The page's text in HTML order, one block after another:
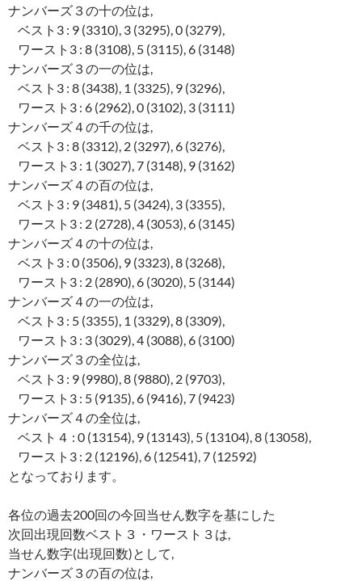
ナンバーズ３の十の位は,
ベスト3 : 9 (3310), 3 (3295), 0 (3279),
ワースト3 : 8 (3108), 5 (3115), 6 (3148)
ナンバーズ３の一の位は,
ベスト3 : 8 (3438), 1 (3325), 9 (3296),
ワースト3 : 6 (2962), 0 (3102), 3 (3111)
ナンバーズ４の千の位は,
ベスト3 : 8 (3312), 2 (3297), 6 (3276),
ワースト3 : 1 (3027), 7 (3148), 9 (3162)
ナンバーズ４の百の位は,
ベスト3 : 9 (3481), 5 (3424), 3 (3355),
ワースト3 : 2 (2728), 4 (3053), 6 (3145)
ナンバーズ４の十の位は,
ベスト3 : 0 (3506), 9 (3323), 8 (3268),
ワースト3 : 2 (2890), 6 (3020), 5 (3144)
ナンバーズ４の一の位は,
ベスト3 : 5 (3355), 1 (3329), 8 (3309),
ワースト3 : 3 (3029), 4 (3088), 6 (3100)
ナンバーズ３の全位は,
ベスト3 : 9 (9980), 8 (9880), 2 (9703),
ワースト3 : 5 (9135), 6 (9416), 7 (9423)
ナンバーズ４の全位は,
ベスト４ : 0 (13154), 9 (13143), 5 (13104), 8 (13058),
ワースト3 : 2 (12196), 6 (12541), 7 (12592)
となっております。
各位の過去200回の今回当せん数字を基にした
次回出現回数ベスト３・ワースト３は,
当せん数字(出現回数)として,
ナンバーズ３の百の位は,